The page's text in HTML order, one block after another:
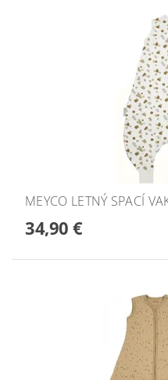
MEYCO LETNÝ SPACÍ
34,90 €